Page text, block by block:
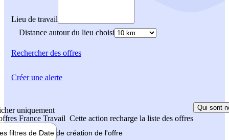
Lieu de travail
Distance autour du lieu choisi
Rechercherdes offres
uniquement
France Travail Cette action recharge la liste des offres
Qui sont
filtres de Date de création de l'offre
Créer une alerte